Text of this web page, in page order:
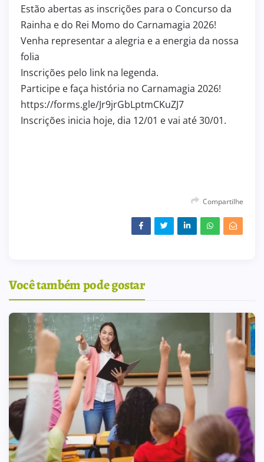
Estão abertas as inscrições para o Concurso da
Rainha e do Rei Momo do Carnamagia 2026!
Venha representar a alegria e a energia da nossa
folia
Inscrições pelo link na legenda.
Participe e faça história no Carnamagia 2026!
https://forms.gle/Jr9jrGbLptmCKuZJ7
Inscrições inicia hoje, dia 12/01 e vai até 30/01.
Compartilhe
Você também pode gostar